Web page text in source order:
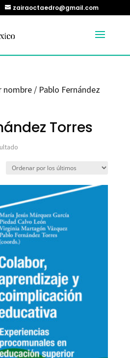
zairaoctaedro@gmail.com
nombre / Pablo Fernández
Torres